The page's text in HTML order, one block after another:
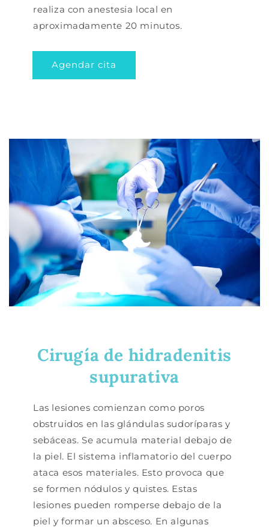
realiza con anestesia local en
aproximadamente 20 minutos.
Agendar cita
Cirugía de hidradenitis
supurativa
Las lesiones comienzan como poros
obstruidos en las glándulas sudoríparas y
sebáceas. Se acumula material debajo de
la piel. El sistema inflamatorio del cuerpo
ataca esos materiales. Esto provoca que
se formen nódulos y quistes. Estas
lesiones pueden romperse debajo de la
piel y formar un absceso. En algunas